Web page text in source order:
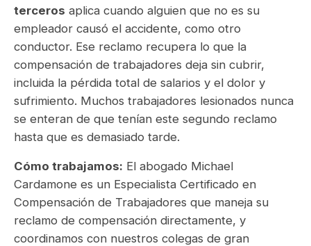
terceros aplica cuando alguien que no es su
empleador causó el accidente, como otro
conductor. Ese reclamo recupera lo que la
compensación de trabajadores deja sin cubrir,
incluida la pérdida total de salarios y el dolor y
sufrimiento. Muchos trabajadores lesionados nunca
se enteran de que tenían este segundo reclamo
hasta que es demasiado tarde.
Cómo trabajamos: El abogado Michael
Cardamone es un Especialista Certificado en
Compensación de Trabajadores que maneja su
reclamo de compensación directamente, y
coordinamos con nuestros colegas de gran